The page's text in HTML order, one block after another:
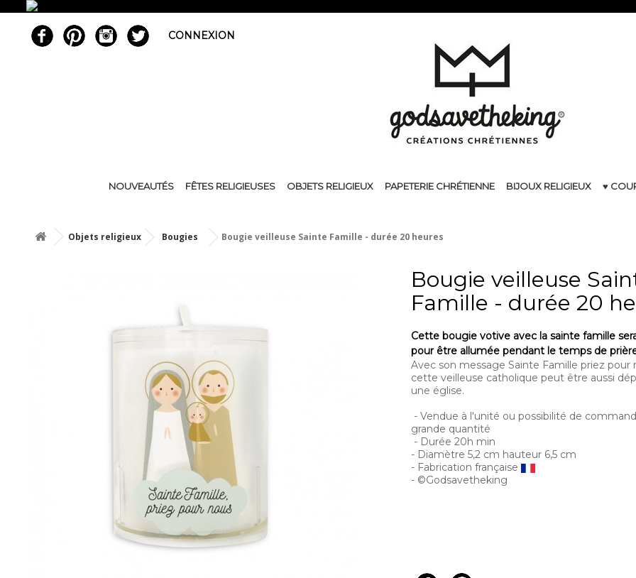
CONNEXION
NOUVEAUTÉS FÊTES RELIGIEUSES OBJETS RELIGIEUX PAPETERIE CHRÉTIENNE BIJOUX RELIGIEUX ♥
Objets religieux Bougies Bougie veilleuse Sainte Famille - durée 20 heures
Bougie veilleuse
Famille - durée 20
Cette bougie votive avec la sainte famille
pour être allumée pendant le temps de
Avec son message Sainte Famille priez pour
cette veilleuse catholique peut être aussi
une église.
- Vendue à l'unité ou possibilité de
grande quantité
- Durée 20h min
- Diamètre 5,2 cm hauteur 6,5 cm
- Fabrication française
- ©Godsavetheking